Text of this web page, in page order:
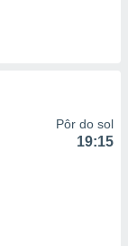
Pôr do sol
19:15